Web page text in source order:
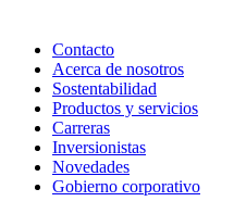
Contacto
Acerca de nosotros
Sostentabilidad
Productos y servicios
Carreras
Inversionistas
Novedades
Gobierno corporativo